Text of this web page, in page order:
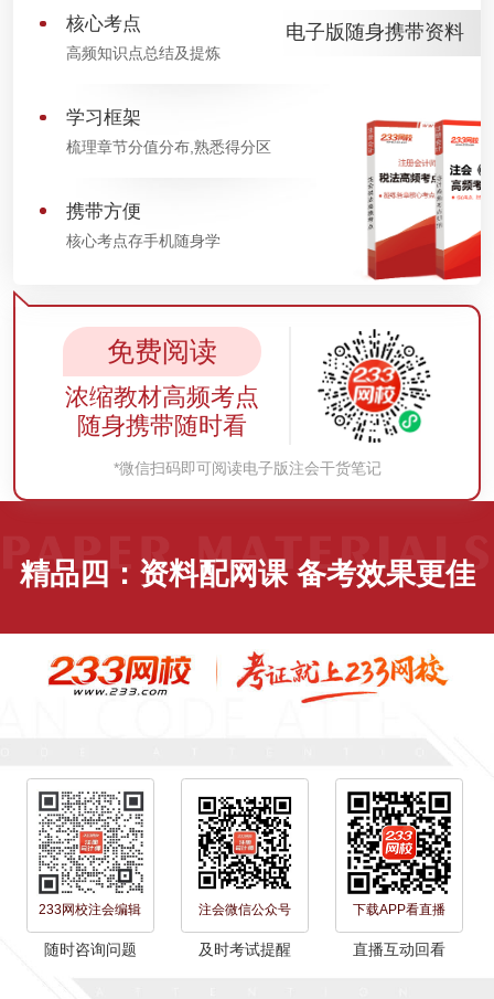
核心考点
高频知识点总结及提炼
学习框架
梳理章节分值分布,熟悉得分区
携带方便
核心考点存手机随身学
电子版随身携带资料
免费阅读
浓缩教材高频考点
随身携带随时看
*微信扫码即可阅读电子版注会干货笔记
精品四：资料配网课 备考效果更佳
233网校注会编辑
随时咨询问题
注会微信公众号
及时考试提醒
下载APP看直播
直播互动回看